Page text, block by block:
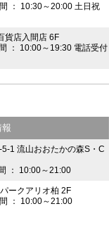
： 10:30～20:00 土日祝
貨店入間店 6F
： 10:00～19:30 電話受付
報
1 流山おおたかの森S・C
： 10:00～21:00
ークアリオ柏 2F
： 10:00～21:00